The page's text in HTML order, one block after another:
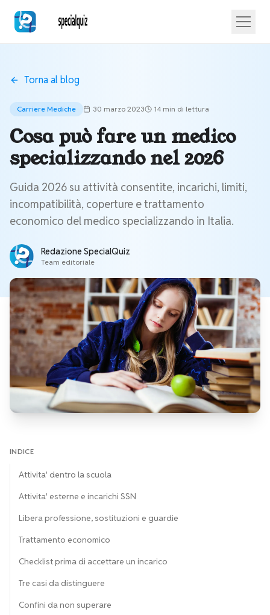
Torna al blog
Carriere Mediche 30 marzo 2023 14 min di lettura
Cosa può fare un medico
specializzando nel 2026
Guida 2026 su attività consentite, incarichi, limiti,
incompatibilità, coperture e trattamento
economico del medico specializzando in Italia.
Redazione SpecialQuiz
Team editoriale
INDICE
Attivita' dentro la scuola
Attivita' esterne e incarichi SSN
Libera professione, sostituzioni e guardie
Trattamento economico
Checklist prima di accettare un incarico
Tre casi da distinguere
Confini da non superare